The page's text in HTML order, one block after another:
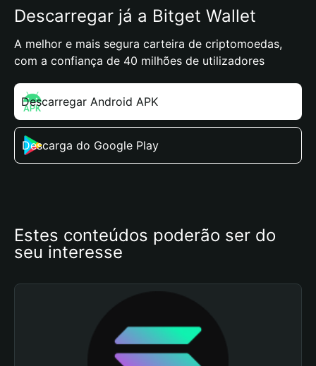
Descarregar já a Bitget Wallet
A melhor e mais segura carteira de criptomoedas,
com a confiança de 40 milhões de utilizadores
Descarregar Android APK
Descarga do Google Play
Estes conteúdos poderão ser do
seu interesse